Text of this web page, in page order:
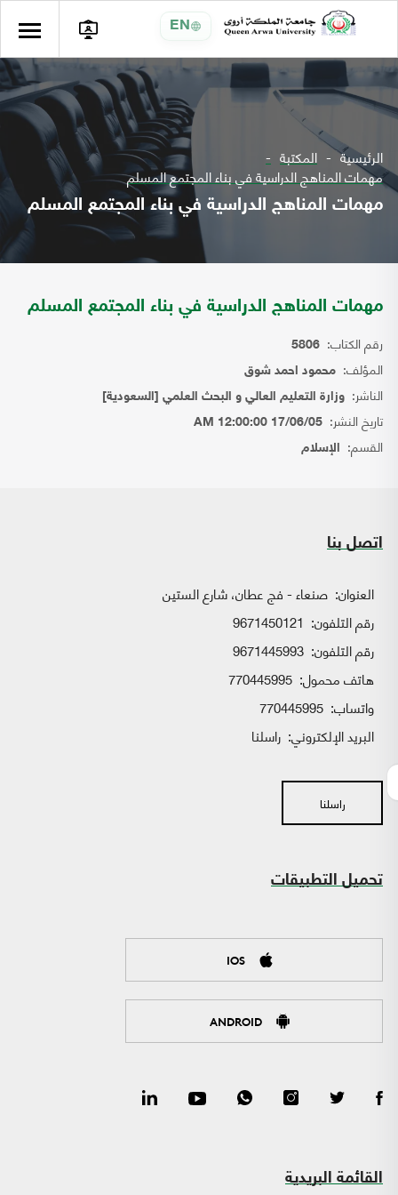
EN
الرئيسية المكتبة
مهمات المناهج الدراسية في بناء المجتمع المسلم
مهمات المناهج الدراسية في بناء المجتمع المسلم
مهمات المناهج الدراسية في بناء المجتمع المسلم
رقم الكتاب: 5806
المؤلف: محمود احمد شوق
الناشر: وزارة التعليم العالي و البحث العلمي [السعودية]
تاريخ النشر: 17/06/05 12:00:00 AM
القسم: الإسلام
اتصل بنا
العنوان: صنعاء - فج عطان، شارع الستين
رقم التلفون: 9671450121
رقم التلفون: 9671445993
هاتف محمول: 770445995
واتساب:
البريد الإلكتروني: راسلنا
راسلنا
تحميل التطبيقات
IOS
ANDROID
القائمة البريدية